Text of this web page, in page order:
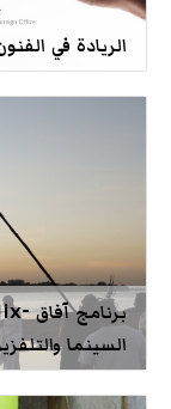
الريادة في
السينما